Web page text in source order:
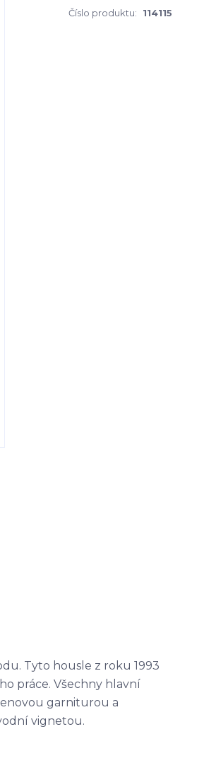
Číslo produktu: 114115
Tyto housle z roku 1993
práce. Všechny hlavní
garniturou a
vignetou.